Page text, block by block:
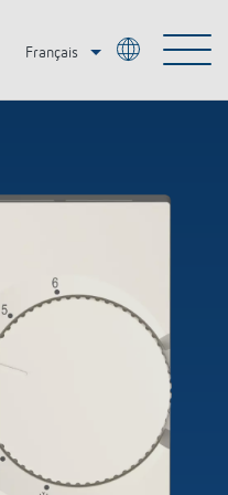
Français
Deutsch
et de mouvement
la lumière
DALI-2